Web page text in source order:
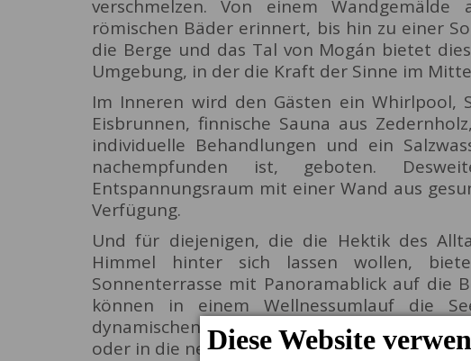
verschmelzen. Von einem
römischen Bäder erinnert, bis hin zu einer
die Berge und das Tal von Mogán bietet
Umgebung, in der die Kraft der Sinne im
Im Inneren wird den Gästen ein Whirlpool,
Eisbrunnen, finnische Sauna aus
individuelle Behandlungen und ein
nachempfunden ist, geboten.
Entspannungsraum mit einer Wand aus
Verfügung.
Und für diejenigen, die die Hektik des
Himmel hinter sich lassen wollen,
Sonnenterrasse mit Panoramablick auf die
können in einem Wellnessumlauf die
dynamischen Pool mit verschiedenen
oder in die neblige Regendusche eintauchen.